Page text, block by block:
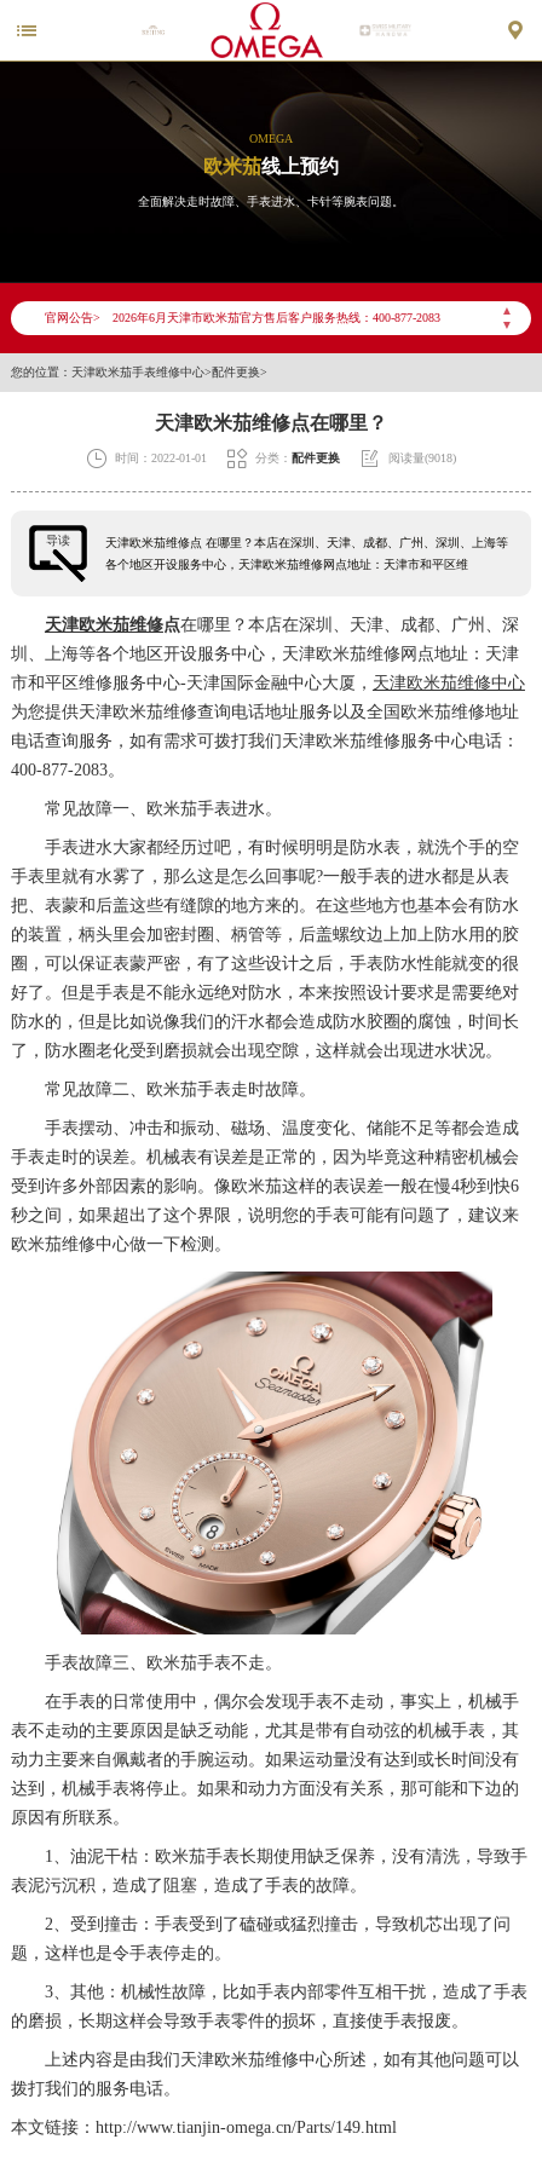
 
OMEGA
欧米茄线上预约
全面解决走时故障、手表进水、卡针等腕表问题。
官网公告>
▲
▼
2026年6月欧米茄售后服务中心最新网点地址：
天津市和平区赤峰道136号天津国际金融中心26层2603室欧米茄售后服务中心（需提前预约）
节假日正常营业！
您的位置： 天津欧米茄手表维修中心>配件更换>
天津欧米茄维修点在哪里？
 时间：2022-01-01  分类： 配件更换  阅读量(9018)
导读
天津欧米茄维修点 在哪里？本店在深圳、天津、成都、广州、深圳、上海等
各个地区开设服务中心，天津欧米茄维修网点地址：天津市和平区维
天津欧米茄维修点在哪里？本店在深圳、天津、成都、广州、深
圳、上海等各个地区开设服务中心，天津欧米茄维修网点地址：天津
市和平区维修服务中心-天津国际金融中心大厦， 天津欧米茄维修中心
为您提供天津欧米茄维修查询电话地址服务以及全国欧米茄维修地址
电话查询服务，如有需求可拨打我们天津欧米茄维修服务中心电话：
400-877-2083。
常见故障一、欧米茄手表进水。
手表进水大家都经历过吧，有时候明明是防水表，就洗个手的空
手表里就有水雾了，那么这是怎么回事呢?一般手表的进水都是从表
把、表蒙和后盖这些有缝隙的地方来的。在这些地方也基本会有防水
的装置，柄头里会加密封圈、柄管等，后盖螺纹边上加上防水用的胶
圈，可以保证表蒙严密，有了这些设计之后，手表防水性能就变的很
好了。但是手表是不能永远绝对防水，本来按照设计要求是需要绝对
防水的，但是比如说像我们的汗水都会造成防水胶圈的腐蚀，时间长
了，防水圈老化受到磨损就会出现空隙，这样就会出现进水状况。
常见故障二、欧米茄手表走时故障。
手表摆动、冲击和振动、磁场、温度变化、储能不足等都会造成
手表走时的误差。机械表有误差是正常的，因为毕竟这种精密机械会
受到许多外部因素的影响。像欧米茄这样的表误差一般在慢4秒到快6
秒之间，如果超出了这个界限，说明您的手表可能有问题了，建议来
欧米茄维修中心做一下检测。
手表故障三、欧米茄手表不走。
在手表的日常使用中，偶尔会发现手表不走动，事实上，机械手
表不走动的主要原因是缺乏动能，尤其是带有自动弦的机械手表，其
动力主要来自佩戴者的手腕运动。如果运动量没有达到或长时间没有
达到，机械手表将停止。如果和动力方面没有关系，那可能和下边的
原因有所联系。
1、油泥干枯：欧米茄手表长期使用缺乏保养，没有清洗，导致手
表泥污沉积，造成了阻塞，造成了手表的故障。
2、受到撞击：手表受到了磕碰或猛烈撞击，导致机芯出现了问
题，这样也是令手表停走的。
3、其他：机械性故障，比如手表内部零件互相干扰，造成了手表
的磨损，长期这样会导致手表零件的损坏，直接使手表报废。
上述内容是由我们天津欧米茄维修中心所述，如有其他问题可以
拨打我们的服务电话。
本文链接：http://www.tianjin-omega.cn/Parts/149.html